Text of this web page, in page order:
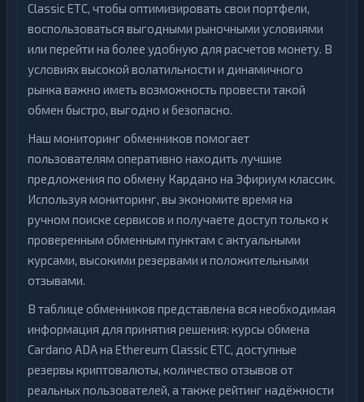
Classic ETC, чтобы оптимизировать свои портфели,
воспользоваться выгодными рыночными условиями
или перейти на более удобную для расчетов монету. В
условиях высокой волатильности и динамичного
рынка важно иметь возможность провести такой
обмен быстро, выгодно и безопасно.
Наш мониторинг обменников помогает
пользователям оперативно находить лучшие
предложения по обмену Кардано на Эфириум классик.
Используя мониторинг, вы экономите время на
ручном поиске сервисов и получаете доступ только к
проверенным обменным пунктам с актуальными
курсами, высокими резервами и положительными
отзывами.
В таблице обменников представлена вся необходимая
информация для принятия решения: курсы обмена
Cardano ADA на Ethereum Classic ETC, доступные
резервы криптовалюты, количество отзывов от
реальных пользователей, а также рейтинг надёжности